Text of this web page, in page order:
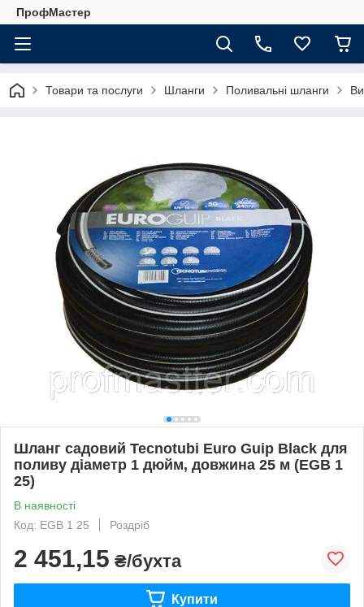
ПрофМастер
Товари та послуги Шланги Поливальні шланги
Шланг садовий Tecnotubi Euro Guip Black для
поливу діаметр 1 дюйм, довжина 25 м (EGB 1
25)
В наявності
Код: EGB 1 25
Роздріб
2 451,15 ₴/бухта
Купити